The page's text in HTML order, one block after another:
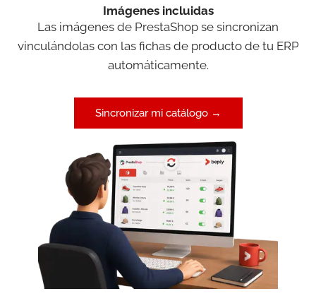
Imágenes incluidas
Las imágenes de PrestaShop se sincronizan
vinculándolas con las fichas de producto de tu ERP
automáticamente.
Sincronizar mi catálogo →